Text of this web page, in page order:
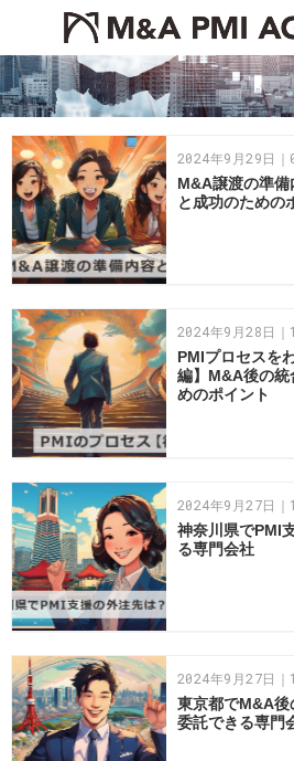
10年以上の経験。企業の経営統合や売却はM＆A PMI
M＆A PMI コラム｜M＆A・PMI・事業承継のポイントや成
2024年9月29日
M&A譲渡の準
と成功のための
2024年9月28日
PMIプロセスを
編】M&A後の統
めのポイント
2024年9月27日
神奈川県でPMI
る専門会社
2024年9月27日
東京都でM&A後
委託できる専門